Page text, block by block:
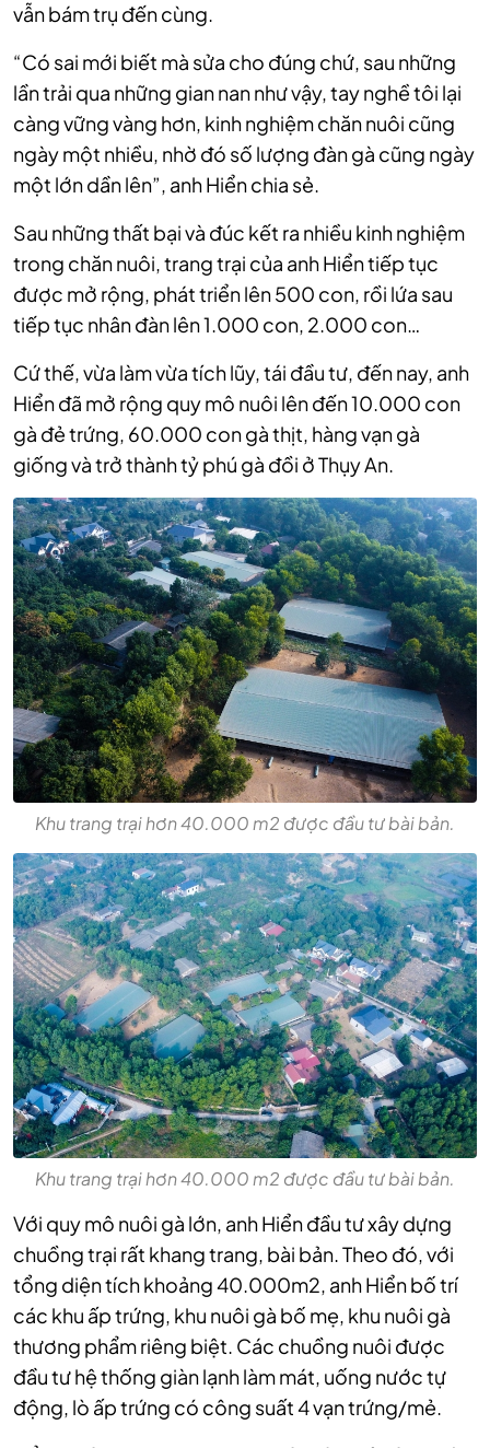
vẫn bám trụ đến cùng.
“Có sai mới biết mà sửa cho đúng chứ, sau những
lần trải qua những gian nan như vậy, tay nghề tôi lại
càng vững vàng hơn, kinh nghiệm chăn nuôi cũng
ngày một nhiều, nhờ đó số lượng đàn gà cũng ngày
một lớn dần lên”, anh Hiển chia sẻ.
Sau những thất bại và đúc kết ra nhiều kinh nghiệm
trong chăn nuôi, trang trại của anh Hiển tiếp tục
được mở rộng, phát triển lên 500 con, rồi lứa sau
tiếp tục nhân đàn lên 1.000 con, 2.000 con…
Cứ thế, vừa làm vừa tích lũy, tái đầu tư, đến nay, anh
Hiển đã mở rộng quy mô nuôi lên đến 10.000 con
gà đẻ trứng, 60.000 con gà thịt, hàng vạn gà
giống và trở thành tỷ phú gà đồi ở Thụy An.
Khu trang trại hơn 40.000 m2 được đầu tư bài bản.
Khu trang trại hơn 40.000 m2 được đầu tư bài bản.
Với quy mô nuôi gà lớn, anh Hiển đầu tư xây dựng
chuồng trại rất khang trang, bài bản. Theo đó, với
tổng diện tích khoảng 40.000m2, anh Hiển bố trí
các khu ấp trứng, khu nuôi gà bố mẹ, khu nuôi gà
thương phẩm riêng biệt. Các chuồng nuôi được
đầu tư hệ thống giàn lạnh làm mát, uống nước tự
động, lò ấp trứng có công suất 4 vạn trứng/mẻ.